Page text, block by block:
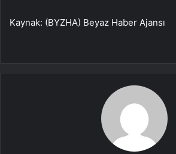
Kaynak: (BYZHA) Beyaz Haber Ajansı